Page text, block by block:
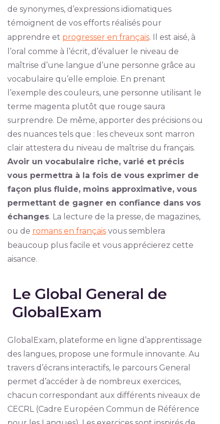
de synonymes, d’expressions idiomatiques
témoignent de vos efforts réalisés pour
apprendre et progresser en français. Il est aisé, à
l’oral comme à l’écrit, d’évaluer le niveau de
maîtrise d’une langue d’une personne grâce au
vocabulaire qu’elle emploie. En prenant
l’exemple des couleurs, une personne utilisant le
terme magenta plutôt que rouge saura
surprendre. De même, apporter des précisions ou
des nuances tels que : les cheveux sont marron
clair attestera du niveau de maîtrise du français.
Avoir un vocabulaire riche, varié et précis
vous permettra à la fois de vous exprimer de
façon plus fluide, moins approximative, vous
permettant de gagner en confiance dans vos
échanges. La lecture de la presse, de magazines,
ou de romans en françaisvous semblera
beaucoup plus facile et vous apprécierez cette
aisance.
Le Global General de
GlobalExam
GlobalExam, plateforme en ligne d’apprentissage
des langues, propose une formule innovante. Au
travers d’écrans interactifs, le parcours General
permet d’accéder à de nombreux exercices,
chacun correspondant aux différents niveaux de
CECRL (Cadre Européen Commun de Référence